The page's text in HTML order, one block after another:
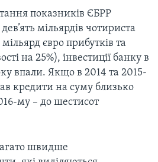
показників ЄБРР
мільярдів чотириста
євро прибутків та
на 25%), інвестиції банку в
впали. Якщо в 2014 та 2015-
кредити на суму близько
му – до шестисот
швидше